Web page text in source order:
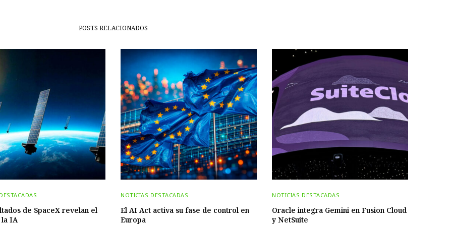
POSTS RELACIONADOS
de SpaceX revelan el
IA
NOTICIAS DESTACADAS
El AI Act activa su fase de control en
Europa
NOTICIAS DESTACADAS
Oracle integra Gemini en Fusion Cloud
y NetSuite